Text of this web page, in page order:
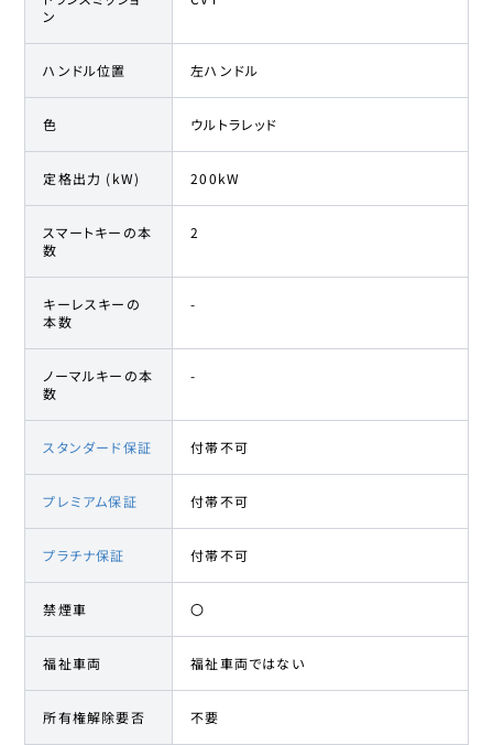
ン
ハンドル位置 左ハンドル
色 ウルトラレッド
定格出力 (kW) 200kW
スマートキーの本
数
2
キーレスキーの
本数
-
ノーマルキーの本
数
-
スタンダード保証 付帯不可
プレミアム保証 付帯不可
プラチナ保証 付帯不可
禁煙車 〇
福祉車両 福祉車両ではない
所有権解除要否 不要